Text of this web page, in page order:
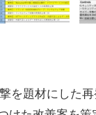
題材にした再